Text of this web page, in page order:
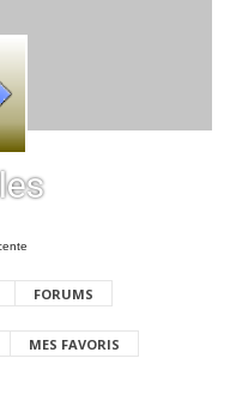
FORUMS
MES FAVORIS